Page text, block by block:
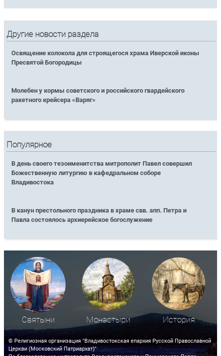
Другие новости раздела
Освящение колокола для строящегося храма Иверской иконы
Пресвятой Богородицы
Молебен у кормы советского и российского гвардейского
ракетного крейсера «Варяг»
Популярное
В день своего тезоименитства митрополит Павел совершил
Божественную литургию в кафедральном соборе
Владивостока
В канун престольного праздника в храме свв. апп. Петра и
Павла состоялось архиерейское богослужение
Святыни Монастыри История
© Религиозная организация "Владивостокская епархия Русской Православной
Церкви (Московский Патриархат)"